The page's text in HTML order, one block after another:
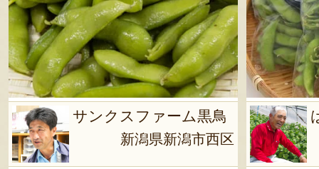
サンクスファーム黒鳥
新潟県新潟市西区